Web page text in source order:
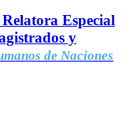
Especial
y
de Naciones